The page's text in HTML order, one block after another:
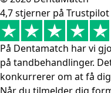
4,7 stjerner på Trustpilot
På Dentamatch har vi
på tandbehandlinger.
konkurrerer om at få